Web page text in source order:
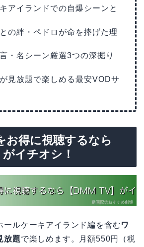
アイランドでの自爆シーンと
の絆・ペドロが命を捧げた理
・名シーン厳選3つの深掘り
見放題で楽しめる最安VODサ
お得に視聴するなら
がイチオシ！
ールケーキアイランド編を含むワ
放題で楽しめます。月額550円（税